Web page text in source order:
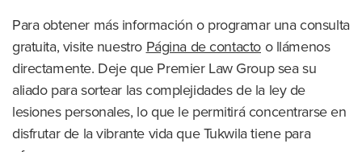
Para obtener más información o programar una consulta
gratuita, visite nuestro Página de contactoo llámenos
directamente. Deje que Premier Law Group sea su
aliado para sortear las complejidades de la ley de
lesiones personales, lo que le permitirá concentrarse en
disfrutar de la vibrante vida que Tukwila tiene para